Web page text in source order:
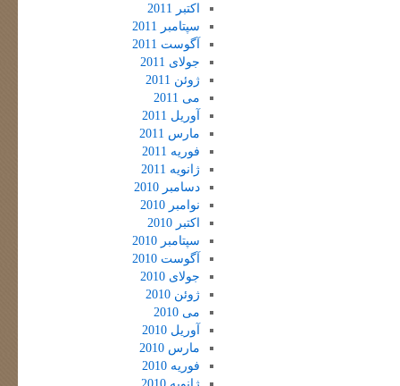
اکتبر 2011
سپتامبر 2011
آگوست 2011
جولای 2011
ژوئن 2011
می 2011
آوریل 2011
مارس 2011
فوریه 2011
ژانویه 2011
دسامبر 2010
نوامبر 2010
اکتبر 2010
سپتامبر 2010
آگوست 2010
جولای 2010
ژوئن 2010
می 2010
آوریل 2010
مارس 2010
فوریه 2010